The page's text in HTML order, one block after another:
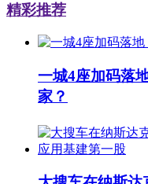
精彩推荐
一城4座加码落
家？